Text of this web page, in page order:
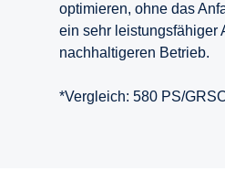
optimieren, ohne das
ein sehr leistungsfähiger
nachhaltigeren Betrieb.
*Vergleich: 580 PS/